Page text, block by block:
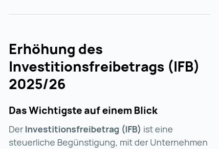
Erhöhung des
Investitionsfreibetrags (IFB)
2025/26
Das Wichtigste auf einem Blick
Der Investitionsfreibetrag (IFB) ist eine
steuerliche Begünstigung, mit der Unternehmen